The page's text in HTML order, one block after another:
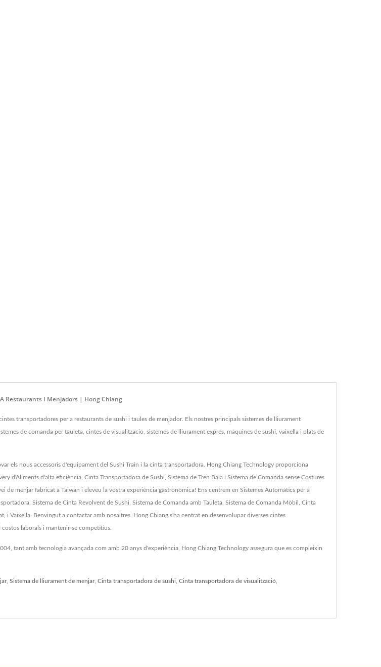
Restaurants I Menjadors | Hong Chiang
transportadores per a restaurants de sushi i taules de menjador. Els nostres principals sistemes de lliurament
de comanda per tauleta, cintes de visualització, sistemes de lliurament exprés, màquines de sushi, vaixella i plats de
els nous accessoris d'equipament del Sushi Train i la cinta transportadora. Hong Chiang Technology proporciona
d'Aliments d'alta eficiència, Cinta Transportadora de Sushi, Sistema de Tren Bala i Sistema de Comanda sense Costures
menjar fabricat a Taiwan i eleveu la vostra experiència gastronòmica! Ens centrem en Sistemes Automàtics per a
Sistema de Cinta Revolvent de Sushi, Sistema de Comanda amb Tauleta, Sistema de Comanda Mòbil, Cinta
i Vaixella. Benvingut a contactar amb nosaltres. Hong Chiang s'ha centrat en desenvolupar diverses cintes
laborals i mantenir-se competitius.
tant amb tecnologia avançada com amb 20 anys d'experiència, Hong Chiang Technology assegura que es compleixin
, Sistema de lliurament de menjar, Cinta transportadora de sushi Cinta transportadora de visualització